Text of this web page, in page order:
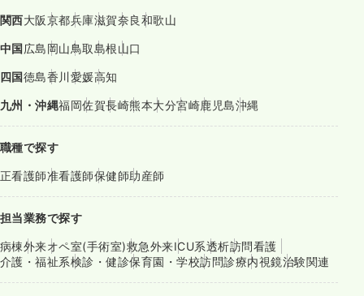
関西大阪京都兵庫滋賀奈良和歌山
中国広島岡山鳥取島根山口
四国徳島香川愛媛高知
九州・沖縄福岡佐賀長崎熊本大分宮崎鹿児島沖縄
職種で探す
正看護師准看護師保健師助産師
担当業務で探す
病棟外来オペ室(手術室)救急外来ICU系透析訪問看護
介護・福祉系検診・健診保育園・学校訪問診療内視鏡治験関連